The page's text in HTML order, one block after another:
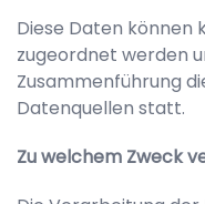
Diese Daten können
zugeordnet werden
Zusammenführung
Datenquellen statt.
Zu welchem Zweck